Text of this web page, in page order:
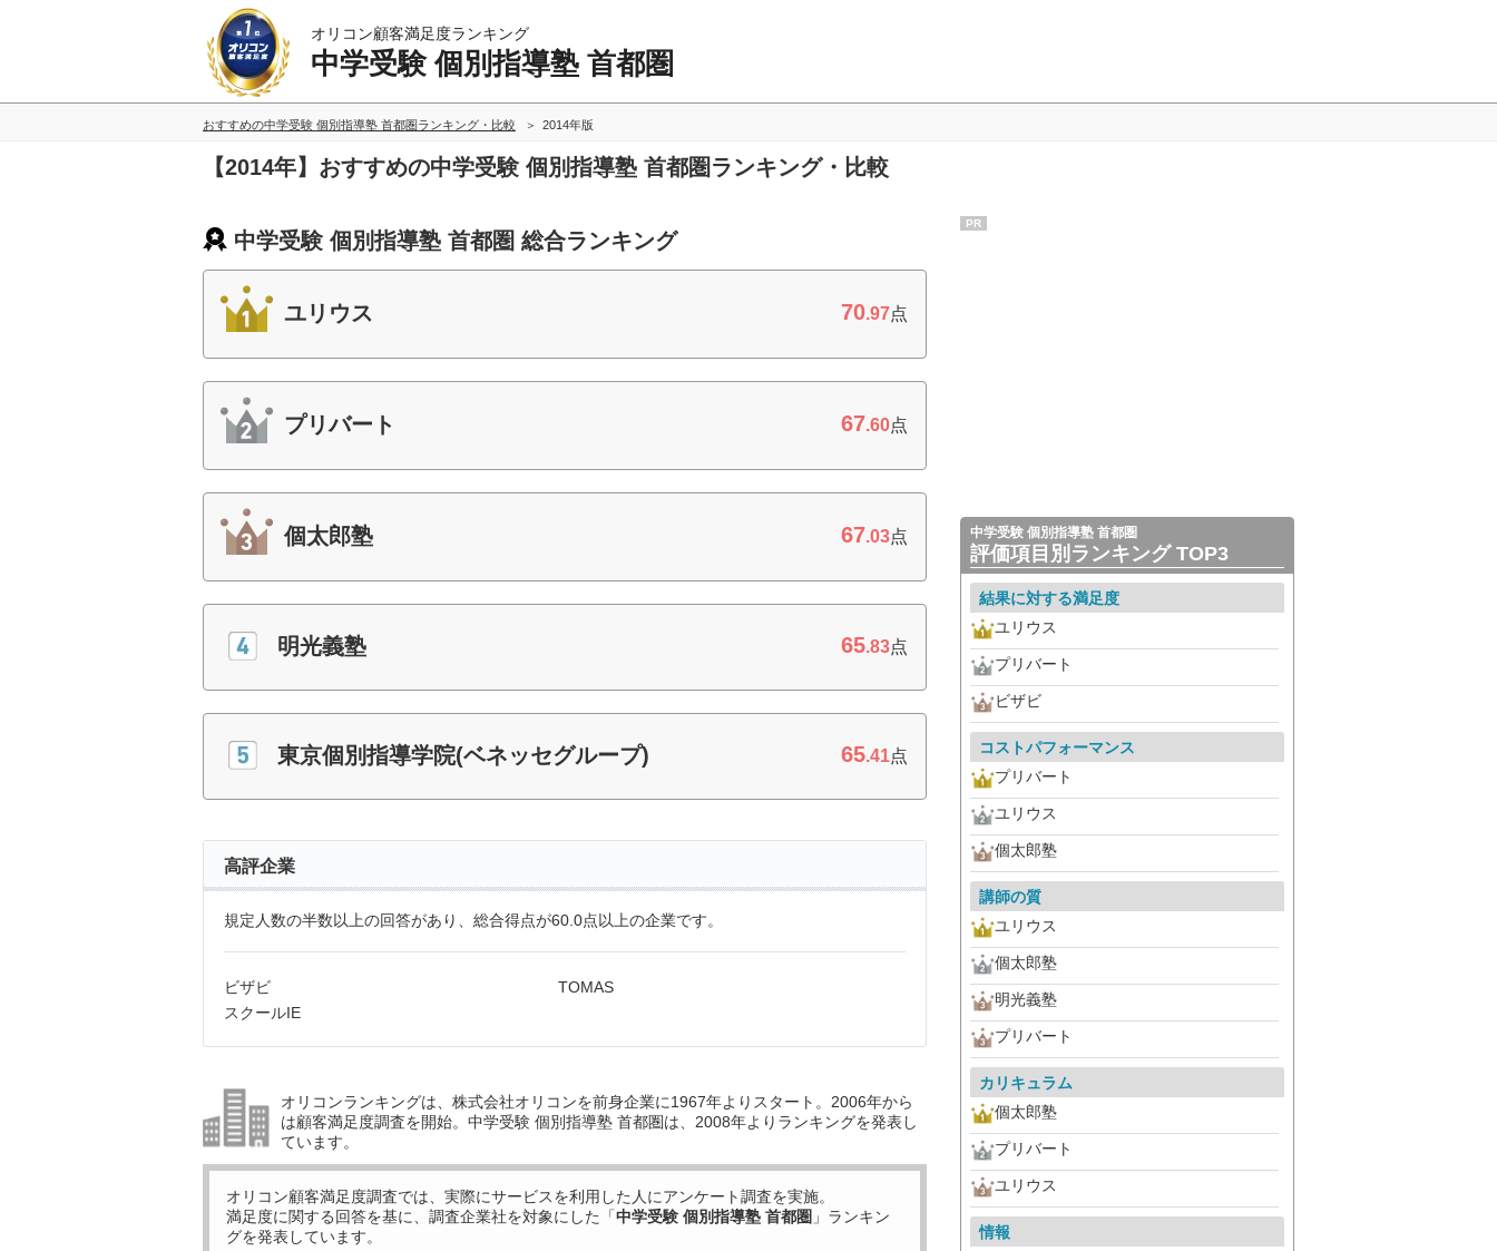
オリコン顧客満足度ランキング
中学受験 個別指導塾 首都圏
おすすめの中学受験 個別指導塾 首都圏ランキング・比較 2014年版
【2014年】おすすめの中学受験 個別指導塾 首都圏ランキング・比較
中学受験 個別指導塾 首都圏 総合ランキング
ユリウス 70.97点
プリバート 67.60点
個太郎塾 67.03点
明光義塾 65.83点
東京個別指導学院(ベネッセグループ) 65.41点
高評企業
規定人数の半数以上の回答があり、総合得点が60.0点以上の企業です。
ビザビ
TOMAS
スクールIE
オリコンランキングは、株式会社オリコンを前身企業に1967年よりスタート。2006年から
は顧客満足度調査を開始。中学受験 個別指導塾 首都圏は、2008年よりランキングを発表し
ています。
オリコン顧客満足度調査では、実際にサービスを利用した 人にアンケート調査を実施。
満足度に関する回答を基に、調査企業社を対象にした「中学受験 個別指導塾 首都圏 」ランキン
グを発表しています。
PR
中学受験 個別指導塾 首都圏
評価項目別ランキング TOP3
結果に対する満足度
ユリウス
プリバート
ビザビ
コストパフォーマンス
プリバート
ユリウス
個太郎塾
講師の質
ユリウス
個太郎塾
明光義塾
プリバート
カリキュラム
個太郎塾
プリバート
ユリウス
情報